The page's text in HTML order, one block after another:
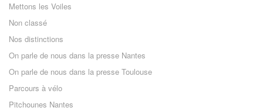
Mettons les Voiles
Non classé
Nos distinctions
On parle de nous dans la presse Nantes
On parle de nous dans la presse Toulouse
Parcours à vélo
Pitchounes Nantes